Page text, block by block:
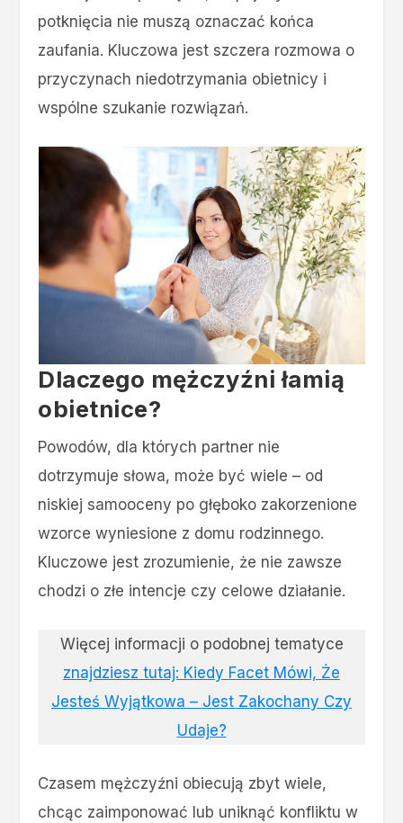
potknięcia nie muszą oznaczać końca
zaufania. Kluczowa jest szczera rozmowa o
przyczynach niedotrzymania obietnicy i
wspólne szukanie rozwiązań.
Dlaczego mężczyźni łamią
obietnice?
Powodów, dla których partner nie
dotrzymuje słowa, może być wiele – od
niskiej samooceny po głęboko zakorzenione
wzorce wyniesione z domu rodzinnego.
Kluczowe jest zrozumienie, że nie zawsze
chodzi o złe intencje czy celowe działanie.
Więcej informacji o podobnej tematyce
znajdziesz tutaj: Kiedy Facet Mówi, Że
Jesteś Wyjątkowa – Jest Zakochany Czy
Udaje?
Czasem mężczyźni obiecują zbyt wiele,
chcąc zaimponować lub uniknąć konfliktu w